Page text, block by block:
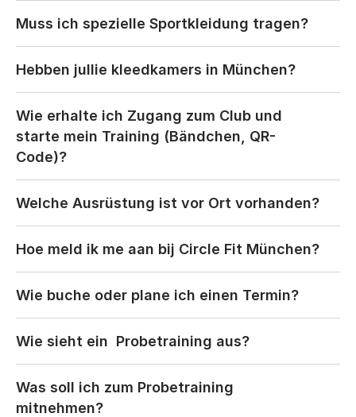
Muss ich spezielle Sportkleidung tragen?
Hebben jullie kleedkamers in München?
Wie erhalte ich Zugang zum Club und
starte mein Training (Bändchen, QR-
Code)?
Welche Ausrüstung ist vor Ort vorhanden?
Hoe meld ik me aan bij Circle Fit München?
Wie buche oder plane ich einen Termin?
Wie sieht ein  Probetraining aus?
Was soll ich zum Probetraining
mitnehmen?